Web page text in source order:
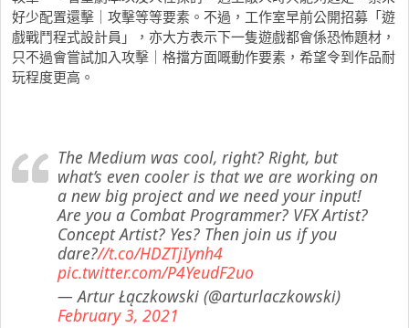
好少配置還擊｜攻擊等等要素。不過，工作室早前公開招募「遊
戲戰鬥程式設計員」，亦大方表示下一隻遊戲都會係恐怖題材，
只不過會嘗試加入攻擊｜格擋方面嘅動作要素，希望令到作品耐
玩程度更高。
The Medium was cool, right? Right, but
what’s even cooler is that we are working on
a new big project and we need your input!
Are you a Combat Programmer? VFX Artist?
Concept Artist? Yes? Then join us if you
dare?//t.co/HDZTjIynh4
pic.twitter.com/P4YeudF2uo
— Artur Łączkowski (@arturlaczkowski)
February 3, 2021